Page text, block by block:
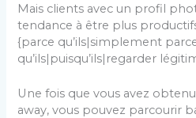
Mais clients avec un profil
tendance à être plus
{parce qu’ils|simplement
qu’ils|puisqu’ils|regarder
Une fois que vous avez
away, vous pouvez parcourir